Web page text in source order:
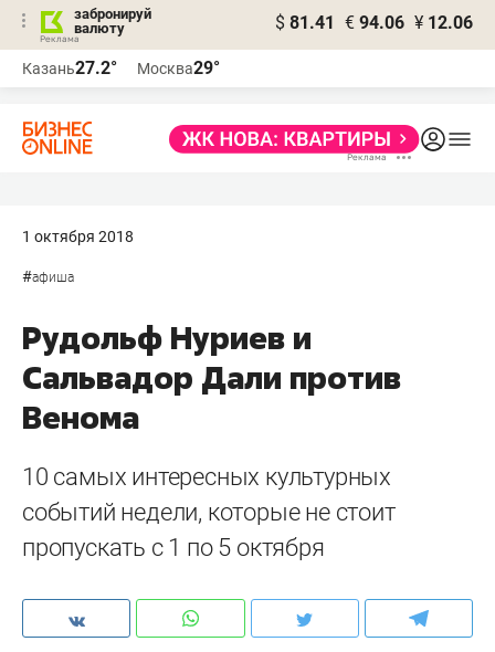
забронируй
валюту
$ 81.41 € 94.06 ¥ 12.06
Казань27.2° Москва29°
1 октября 2018
#афиша
Рудольф Нуриев и
Сальвадор Дали против
Венома
10 самых интересных культурных
событий недели, которые не стоит
пропускать с 1 по 5 октября